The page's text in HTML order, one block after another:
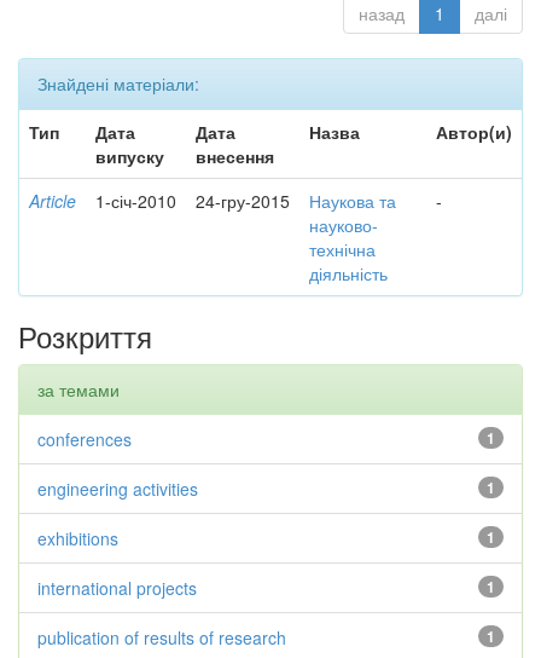
назад 1 далі
Знайдені матеріали:
Тип
Дата
випуску
Дата
внесення
Назва Автор(и)
Article 1-січ-2010 24-гру-2015
Наукова та
науково-
технічна
діяльність
-
Розкриття
за темами
1
conferences
1
engineering activities
1
exhibitions
1
international projects
1
publication of results of research